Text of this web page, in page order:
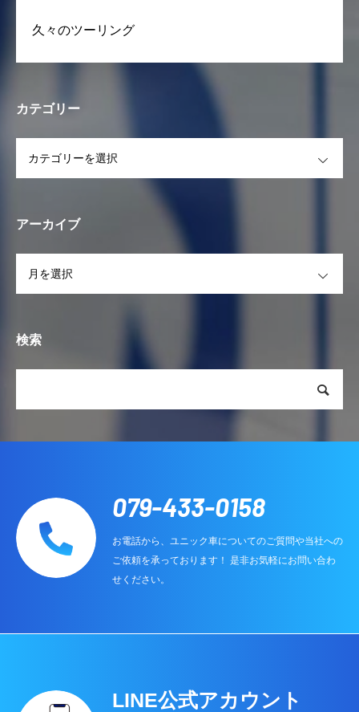
久々のツーリング
カテゴリー
アーカイブ
検索
079-433-0158
お電話から、ユニック車についてのご質問や当社への
ご依頼を承っております！ 是非お気軽にお問い合わ
せください。
LINE公式アカウント